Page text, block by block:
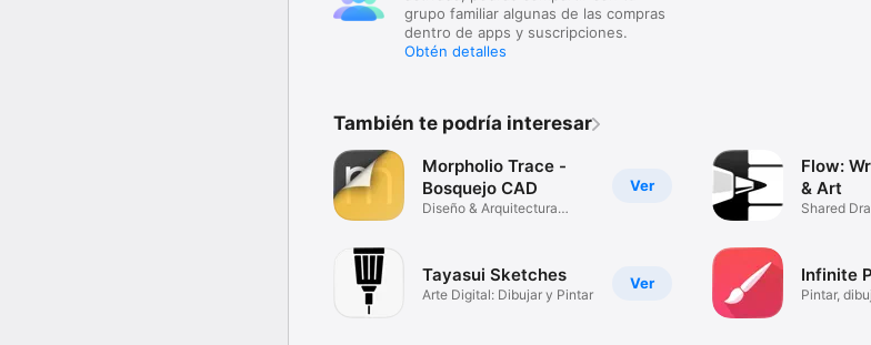
grupo familiar algunas de las compras
dentro de apps y suscripciones.
Obtén detalles
También te podría interesar
Ver
Morpholio Trace -
Bosquejo CAD
Diseño & Arquitectura
Ver
Tayasui Sketches
Arte Digital: Dibujar y Pintar
Flow:
& Art
Shared
Infinite
Pintar,